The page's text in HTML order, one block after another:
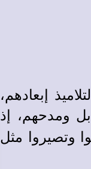
إبعادهم،
ومدحهم، إذ
وتصيروا مثل